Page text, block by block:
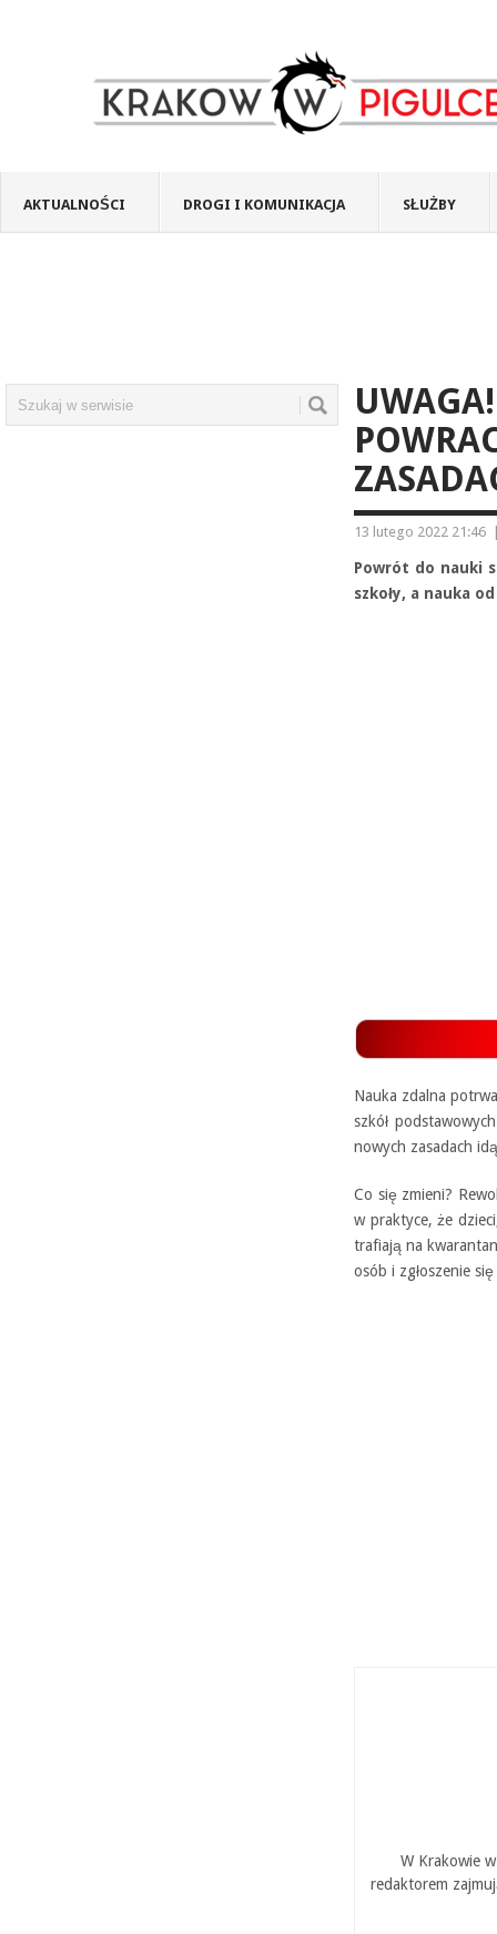
AKTUALNOŚCI DROGI I KOMUNIKACJA SŁUŻBY
13 lutego 2022 21:46
Powrót do nauki
szkoły, a nauka
Nauka zdalna
szkół
nowych zasadach
Co się zmieni?
w praktyce, że
trafiają na
osób i zgłoszenie
W Krakowie
redaktorem